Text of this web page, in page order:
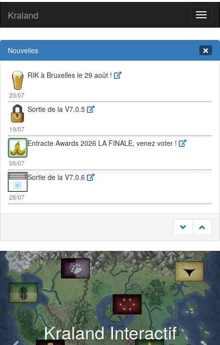
Kraland
Nouvelles
23/07
RIK à Bruxelles le 29 août !
19/07
Sortie de la V7.0.5
05/07
Entracte Awards 2026 LA FINALE, venez voter !
26/07
Sortie de la V7.0.6
Kraland Interactif
Previous